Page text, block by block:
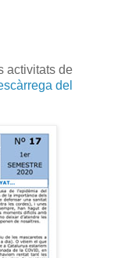
activitats de
del